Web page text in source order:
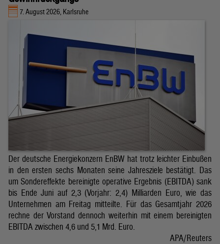
7. August 2026, Karlsruhe
Der deutsche Energiekonzern EnBW hat trotz leichter Einbußen
in den ersten sechs Monaten seine Jahresziele bestätigt. Das
um Sondereffekte bereinigte operative Ergebnis (EBITDA) sank
bis Ende Juni auf 2,3 (Vorjahr: 2,4) Milliarden Euro, wie das
Unternehmen am Freitag mitteilte. Für das Gesamtjahr 2026
rechne der Vorstand dennoch weiterhin mit einem bereinigten
EBITDA zwischen 4,6 und 5,1 Mrd. Euro.
APA/Reuters